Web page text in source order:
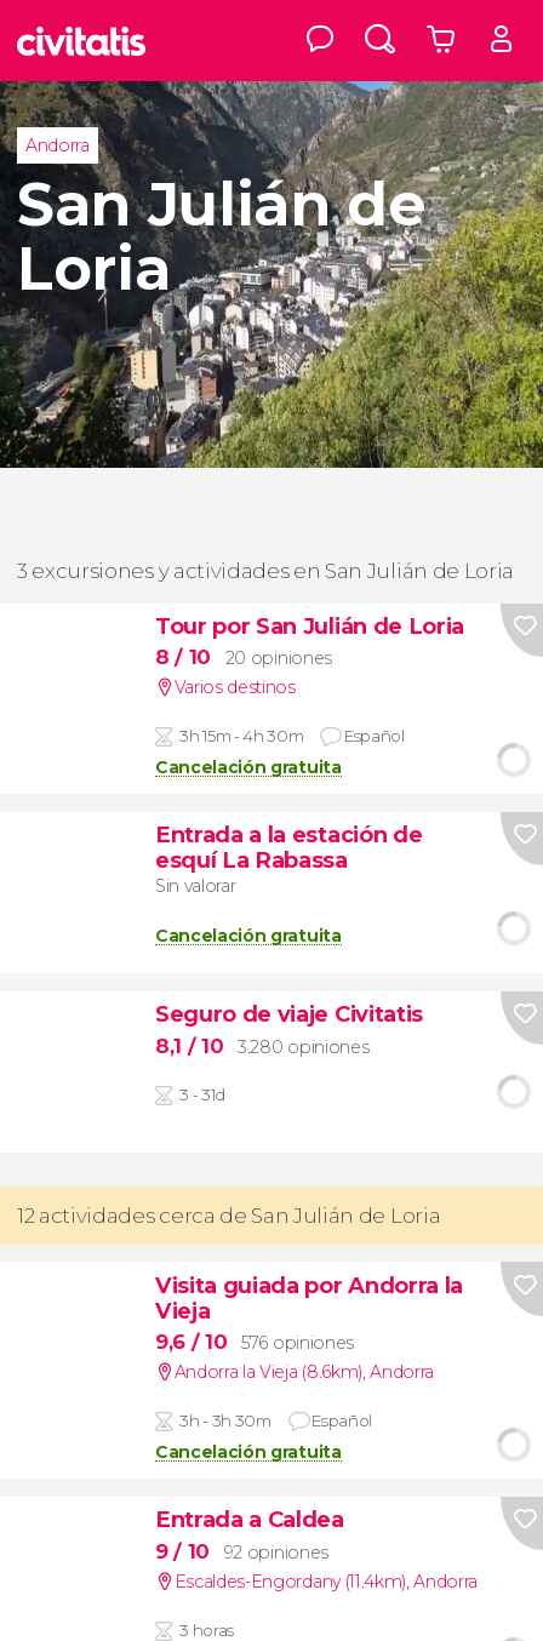
Andorra
San Julián de
Loria
3 excursiones y actividades en San Julián de Loria
Tour por San Julián de Loria
8/ 10
20 opiniones
Varios destinos
3h 15m - 4h 30m Español
Cancelación gratuita
Entrada a la estación de
esquí La Rabassa
Sin valorar
Cancelación gratuita
Seguro de viaje Civitatis
8,1 / 10 3.280 opiniones
3 - 31d
12 actividades cerca de San Julián de Loria
Visita guiada por Andorra la
Vieja
9,6 / 10
576 opiniones
Andorra la Vieja (8.6km),Andorra
3h - 3h 30m Español
Cancelación gratuita
Entrada a Caldea
9/ 10
92 opiniones
Escaldes-Engordany (11.4km),Andorra
3 horas